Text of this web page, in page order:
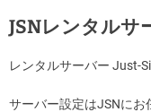
JSNレンタルサ
レンタルサーバー Just-
サーバー設定はJSNに